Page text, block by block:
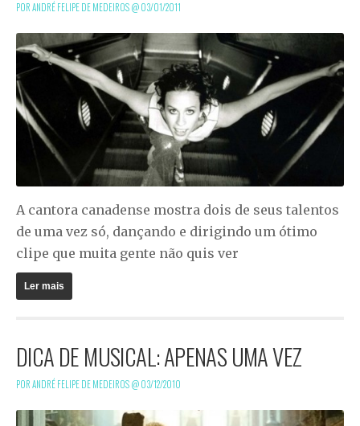
POR ANDRÉ FELIPE DE MEDEIROS @03/01/2011
A cantora canadense mostra dois de seus talentos
de uma vez só, dançando e dirigindo um ótimo
clipe que muita gente não quis ver
Ler mais
DICA DE MUSICAL: APENAS UMA VEZ
POR ANDRÉ FELIPE DE MEDEIROS @03/12/2010